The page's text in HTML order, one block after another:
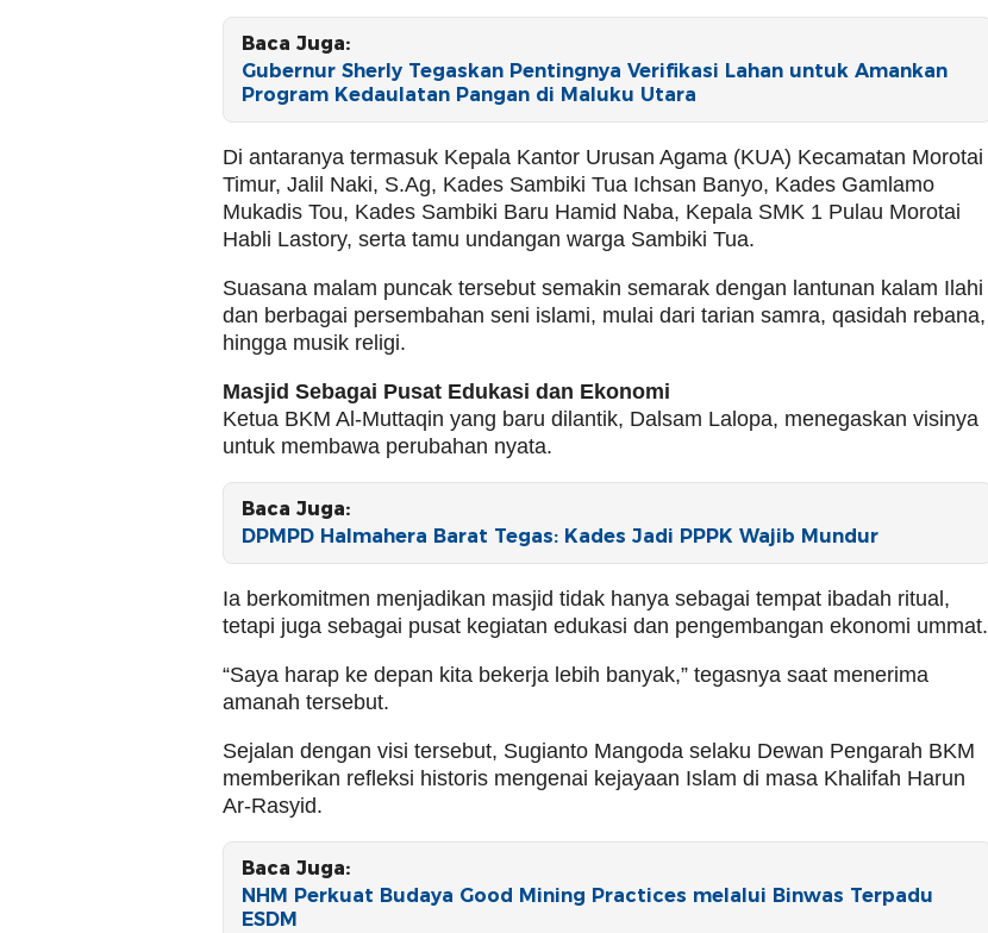
Baca Juga:
Gubernur Sherly Tegaskan Pentingnya Verifikasi Lahan untuk Amankan
Program Kedaulatan Pangan di Maluku Utara
Di antaranya termasuk Kepala Kantor Urusan Agama (KUA) Kecamatan Morotai
Timur, Jalil Naki, S.Ag, Kades Sambiki Tua Ichsan Banyo, Kades Gamlamo
Mukadis Tou, Kades Sambiki Baru Hamid Naba, Kepala SMK 1 Pulau Morotai
Habli Lastory, serta tamu undangan warga Sambiki Tua.
Suasana malam puncak tersebut semakin semarak dengan lantunan kalam Ilahi
dan berbagai persembahan seni islami, mulai dari tarian samra, qasidah rebana,
hingga musik religi.
Masjid Sebagai Pusat Edukasi dan Ekonomi
Ketua BKM Al-Muttaqin yang baru dilantik, Dalsam Lalopa, menegaskan visinya
untuk membawa perubahan nyata.
Baca Juga:
DPMPD Halmahera Barat Tegas: Kades Jadi PPPK Wajib Mundur
Ia berkomitmen menjadikan masjid tidak hanya sebagai tempat ibadah ritual,
tetapi juga sebagai pusat kegiatan edukasi dan pengembangan ekonomi ummat.
“Saya harap ke depan kita bekerja lebih banyak,” tegasnya saat menerima
amanah tersebut.
Sejalan dengan visi tersebut, Sugianto Mangoda selaku Dewan Pengarah BKM
memberikan refleksi historis mengenai kejayaan Islam di masa Khalifah Harun
Ar-Rasyid.
Baca Juga:
NHM Perkuat Budaya Good Mining Practices melalui Binwas Terpadu
ESDM